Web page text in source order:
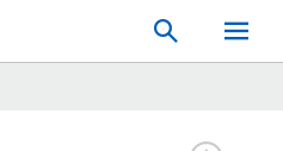
Search
Toggle
Mobile